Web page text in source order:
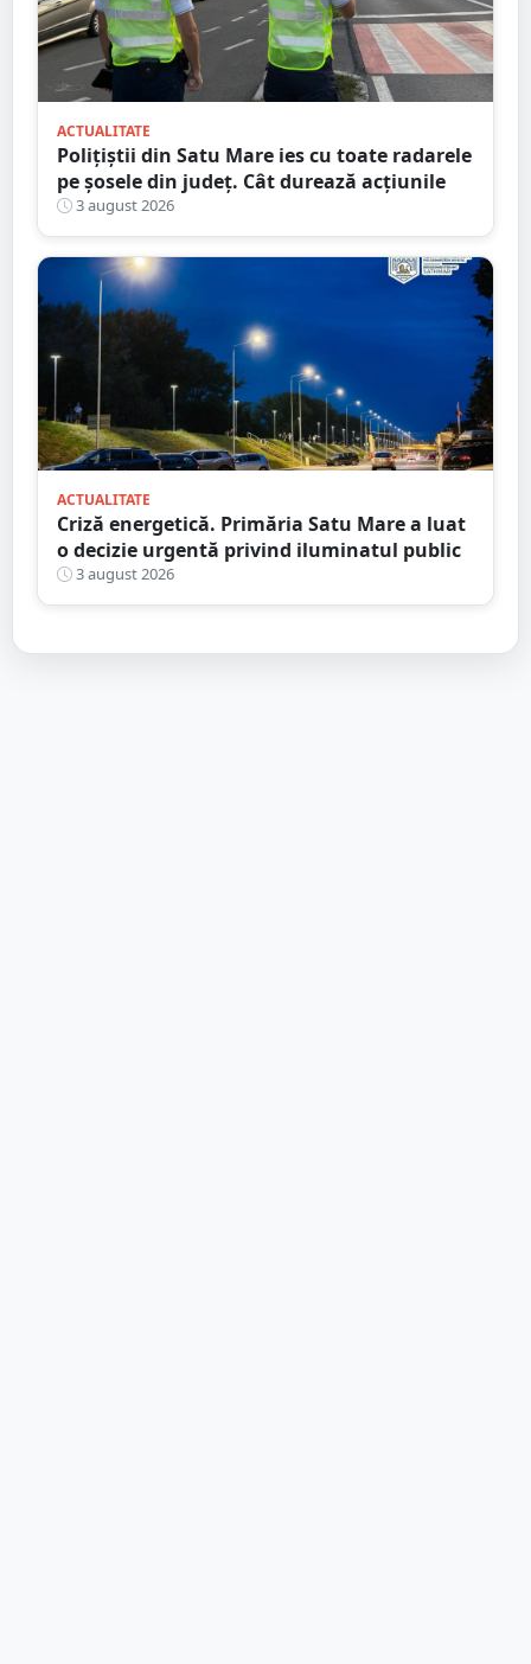
ACTUALITATE
Polițiștii din Satu Mare ies cu toate radarele
pe șosele din județ. Cât durează acțiunile
3 august 2026
ACTUALITATE
Criză energetică. Primăria Satu Mare a luat
o decizie urgentă privind iluminatul public
3 august 2026